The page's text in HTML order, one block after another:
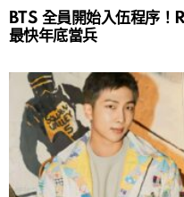
BTS 全員開始入伍程序
最快年底當兵